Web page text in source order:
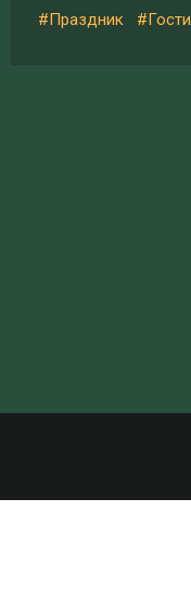
#Праздник #Гости